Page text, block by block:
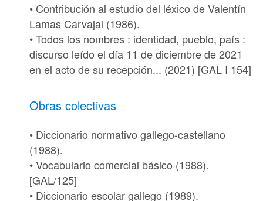
• Contribución al estudio del léxico de Valentín
Lamas Carvajal (1986).
• Todos los nombres : identidad, pueblo, país :
discurso leído el día 11 de diciembre de 2021
en el acto de su recepción... (2021) [GAL I 154]
Obras colectivas
• Diccionario normativo gallego-castellano
(1988).
• Vocabulario comercial básico (1988).
[GAL/125]
• Diccionario escolar gallego (1989).